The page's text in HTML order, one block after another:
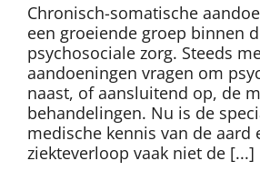
Chronisch-somatische
een groeiende groep binnen
psychosociale zorg. Steeds
aandoeningen vragen om
naast, of aansluitend op, de
behandelingen. Nu is de
medische kennis van de aard
ziekteverloop vaak niet de [...]